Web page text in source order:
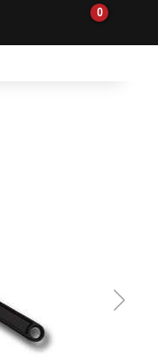
0
Reservdelar
Sprängskisser